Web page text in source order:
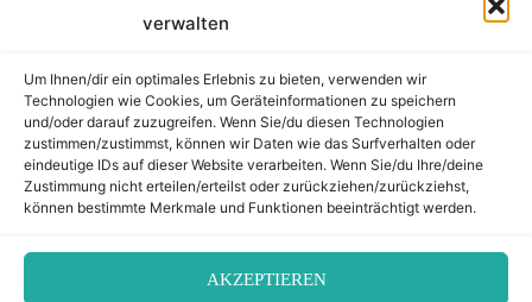
verwalten
Um Ihnen/dir ein optimales Erlebnis zu bieten, verwenden wir
Technologien wie Cookies, um Geräteinformationen zu speichern
und/oder darauf zuzugreifen. Wenn Sie/du diesen Technologien
zustimmen/zustimmst, können wir Daten wie das Surfverhalten oder
eindeutige IDs auf dieser Website verarbeiten. Wenn Sie/du Ihre/deine
Zustimmung nicht erteilen/erteilst oder zurückziehen/zurückziehst,
können bestimmte Merkmale und Funktionen beeinträchtigt werden.
AKZEPTIEREN
nach:
©2026 Der Transkribierer
Back